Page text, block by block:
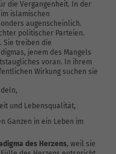
die Vergangenheit. In der
islamischen
augenscheinlich.
politischer Parteien.
Sie treiben die
jenem des Mangels
voran. In ihrem
Wirkung suchen sie
und Lebensqualität,
Ganzen in ein Leben im
des Herzens, weil sie